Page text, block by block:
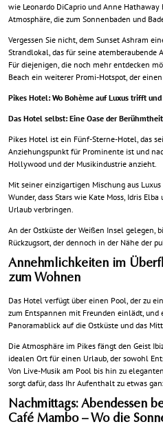
wie Leonardo DiCaprio und Anne
Atmosphäre, die zum Sonnenbaden und
Vergessen Sie nicht, dem Sunset Ashram
Strandlokal, das für seine atemberaubende
Für diejenigen, die noch mehr entdecken
Beach ein weiterer Promi-Hotspot, der
Pikes Hotel: Wo Bohème auf Luxus trifft
Das Hotel selbst: Eine Oase der Berühmtheit
Pikes Hotel ist ein Fünf-Sterne-Hotel, das
Anziehungspunkt für Prominente ist und
Hollywood und der Musikindustrie anzieht.
Mit seiner einzigartigen Mischung aus
Wunder, dass Stars wie Kate Moss, Idris
Urlaub verbringen.
An der Ostküste der Weißen Insel gelegen,
Rückzugsort, der dennoch in der Nähe der
Annehmlichkeiten im
zum Wohnen
Das Hotel verfügt über einen Pool, der zu
zum Entspannen mit Freunden einlädt, und
Panoramablick auf die Ostküste und das
Die Atmosphäre im Pikes fängt den Geist
idealen Ort für einen Urlaub, der sowohl
Von Live-Musik am Pool bis hin zu
sorgt dafür, dass Ihr Aufenthalt zu etwas
Nachmittags: Abendessen
Café Mambo – Wo die